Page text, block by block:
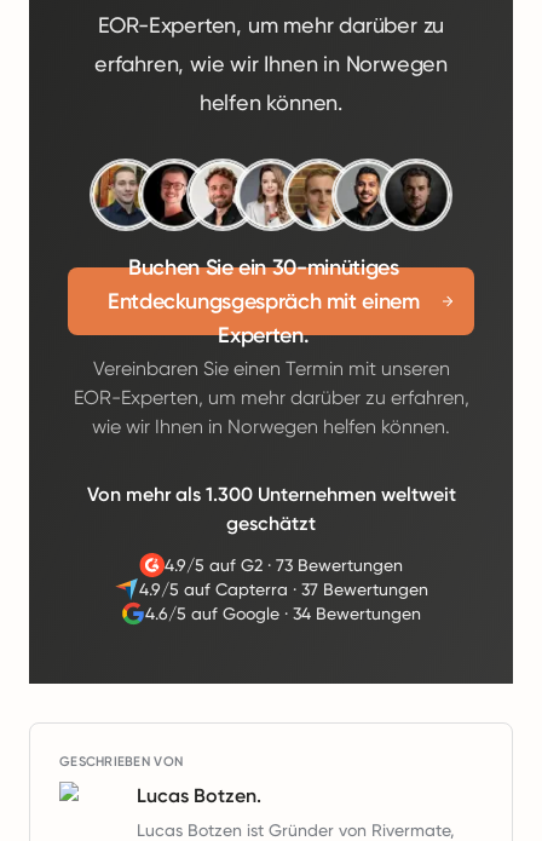
EOR-Experten, um mehr darüber zu
erfahren, wie wir Ihnen in Norwegen
helfen können.
Buchen Sie ein 30-minütiges
Entdeckungsgespräch mit einem
Experten.
Vereinbaren Sie einen Termin mit unseren
EOR-Experten, um mehr darüber zu erfahren,
wie wir Ihnen in Norwegen helfen können.
Von mehr als 1.300 Unternehmen weltweit
geschätzt
4.9/5 auf G2· 73 Bewertungen
4.9/5 auf Capterra · 37 Bewertungen
4.6/5 auf Google ·34 Bewertungen
GESCHRIEBEN VON
Lucas Botzen.
Lucas Botzen ist Gründer von Rivermate,